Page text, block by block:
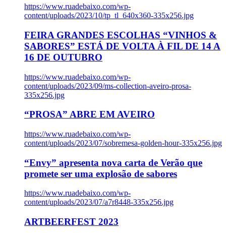
https://www.ruadebaixo.com/wp-
content/uploads/2023/10/tp_tl_640x360-335x256.jpg
FEIRA GRANDES ESCOLHAS “VINHOS &
SABORES” ESTÁ DE VOLTA À FIL DE 14 A
16 DE OUTUBRO
https://www.ruadebaixo.com/wp-
content/uploads/2023/09/ms-collection-aveiro-prosa-
335x256.jpg
“PROSA” ABRE EM AVEIRO
https://www.ruadebaixo.com/wp-
content/uploads/2023/07/sobremesa-golden-hour-335x256.jpg
“Envy” apresenta nova carta de Verão que
promete ser uma explosão de sabores
https://www.ruadebaixo.com/wp-
content/uploads/2023/07/a7r8448-335x256.jpg
ARTBEERFEST 2023